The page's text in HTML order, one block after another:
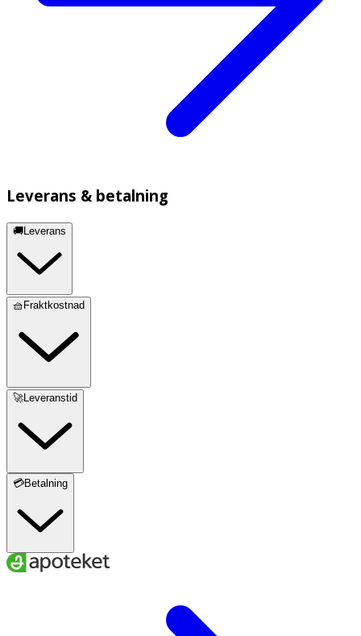
Leverans & betalning
🚚Leverans
🧺Fraktkostnad
🚀Leveranstid
💳Betalning